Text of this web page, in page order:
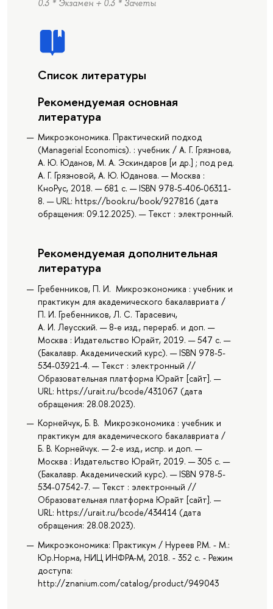
0.3 * Экзамен + 0.3 * Зачеты
Список литературы
Рекомендуемая основная
литература
Микроэкономика. Практический подход
(Managerial Economics). : учебник / А. Г. Грязнова,
А. Ю. Юданов, М. А. Эскиндаров [и др.] ; под ред.
А. Г. Грязновой, А. Ю. Юданова. — Москва :
КноРус, 2018. — 681 с. — ISBN 978-5-406-06311-
8. — URL: https://book.ru/book/927816 (дата
обращения: 09.12.2025). — Текст : электронный.
Рекомендуемая дополнительная
литература
Гребенников, П. И. Микроэкономика : учебник и
практикум для академического бакалавриата /
П. И. Гребенников, Л. С. Тарасевич,
А. И. Леусский. — 8-е изд., перераб. и доп. —
Москва : Издательство Юрайт, 2019. — 547 с. —
(Бакалавр. Академический курс). — ISBN 978-5-
534-03921-4. — Текст : электронный //
Образовательная платформа Юрайт [сайт]. —
URL: https://urait.ru/bcode/431067 (дата
обращения: 28.08.2023).
Корнейчук, Б. В. Микроэкономика : учебник и
практикум для академического бакалавриата /
Б. В. Корнейчук. — 2-е изд., испр. и доп. —
Москва : Издательство Юрайт, 2019. — 305 с. —
(Бакалавр. Академический курс). — ISBN 978-5-
534-07542-7. — Текст : электронный //
Образовательная платформа Юрайт [сайт]. —
URL: https://urait.ru/bcode/434414 (дата
обращения: 28.08.2023).
Микроэкономика: Практикум / Нуреев Р.М. - М.:
Юр.Норма, НИЦ ИНФРА-М, 2018. - 352 с. - Режим
доступа:
http://znanium.com/catalog/product/949043